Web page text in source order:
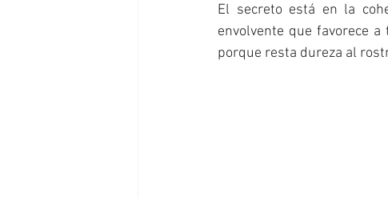
El secreto está en la
envolvente que favorece
porque resta dureza al